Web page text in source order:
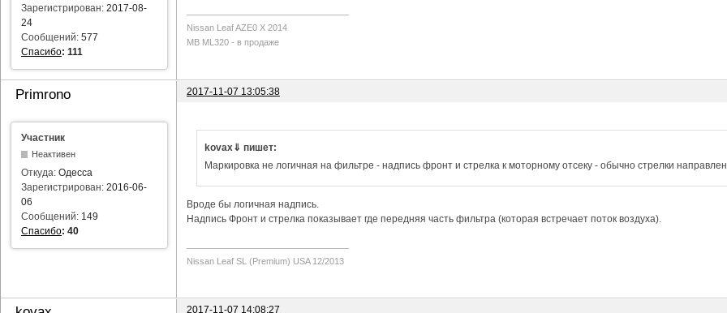
Зарегистрирован: 2017-08-
24
Сообщений: 577
Спасибо: 111
Nissan Leaf AZE0 X 2014
MB ML320 - в продаже
Primrono 2017-11-07 13:05:38
Участник
Неактивен
Откуда: Одесса
Зарегистрирован: 2016-06-
06
Сообщений: 149
Спасибо: 40
kovax⇓ пишет:
Маркировка не логичная на фильтре - надпись фронт и стрелка к моторному отсеку - обычно стрелки
Вроде бы логичная надпись.
Надпись Фронт и стрелка показывает где передняя часть фильтра (которая встречает поток воздуха).
Nissan Leaf SL (Premium) USA 12/2013
2017-11-07 14:08:27